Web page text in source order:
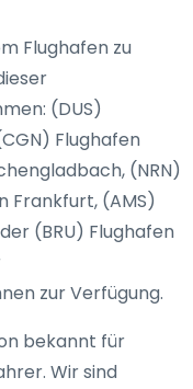
Flughafen zu
(DUS)
Flughafen
(NRN)
Frankfurt, (AMS)
(BRU) Flughafen
zur Verfügung.
bekannt für
Wir sind